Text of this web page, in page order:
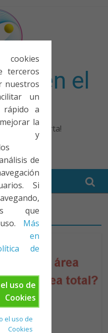
cookies
terceros
nuestros
un
rápido a
la
y
de
Si
que
Más
en
de
uso de
Cookies
el uso de
Cookies
en el
importa!